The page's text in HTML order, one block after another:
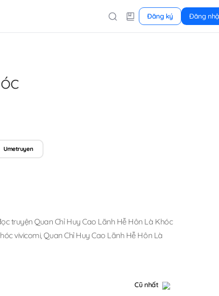
Đăng ký Đăng
Umetruyen
truyện Quan Chỉ Huy Cao Lãnh Hễ Hôn Là Khóc
vivicomi,Quan Chỉ Huy Cao Lãnh Hễ Hôn Là
Cũ nhất